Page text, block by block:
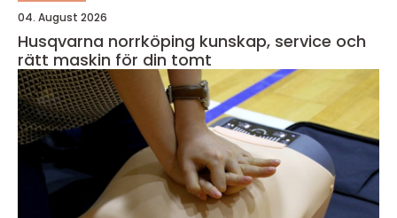
04. August 2026
Husqvarna norrköping kunskap, service och
rätt maskin för din tomt